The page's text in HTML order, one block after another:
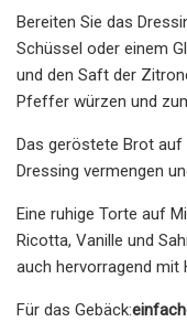
Bereiten Sie das
Schüssel oder einem
und den Saft der
Pfeffer würzen und
Das geröstete Brot auf
Dressing vermengen
Eine ruhige Torte auf
Ricotta, Vanille und
auch hervorragend mit
Für das Gebäck: